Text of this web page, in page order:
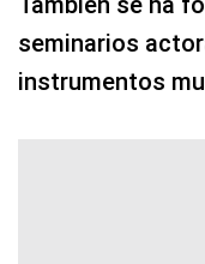
seminarios
instrumentos